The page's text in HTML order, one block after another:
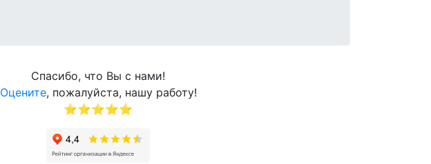
Спасибо, что Вы с нами!
Оцените, пожалуйста, нашу работу!
⭐⭐⭐⭐⭐